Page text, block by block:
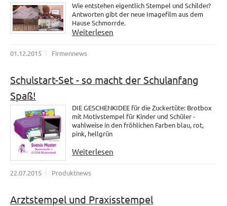
Wie entstehen eigentlich Stempel und Schilder?
Antworten gibt der neue Imagefilm aus dem
Hause Schmorrde.
Weiterlesen
01.12.2015 Firmennews
Schulstart-Set - so macht der Schulanfang
Spaß!
DIE GESCHENKIDEE für die Zuckertüte: Brotbox
mit Motivstempel für Kinder und Schüler -
wahlweise in den fröhlichen Farben blau, rot,
pink, hellgrün
Weiterlesen
22.07.2015 Produktnews
Arztstempel und Praxisstempel